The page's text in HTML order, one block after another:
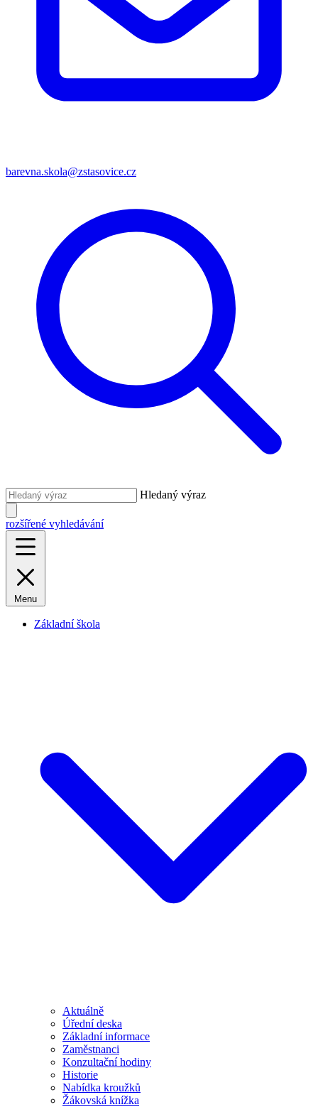
barevna.skola@zstasovice.cz
Hledaný výraz
rozšířené vyhledávání
Menu
Základní škola
Aktuálně
Úřední deska
Základní informace
Zaměstnanci
Konzultační hodiny
Historie
Nabídka kroužků
Žákovská knížka